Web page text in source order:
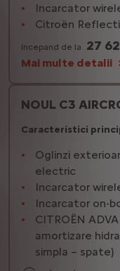
Incarcator
Citroën
Incepand de la 27
Mai multe detalii
NOUL C3
Caracteristici
Oglinzi
electric
Incarcator
Incarcator on-
CITROËN
amortizare
simpla – spate)